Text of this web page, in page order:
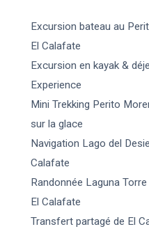
Excursion bateau au
El Calafate
Excursion en kayak &
Experience
Mini Trekking Perito
sur la glace
Navigation Lago del
Calafate
Randonnée Laguna
El Calafate
Transfert partagé de El